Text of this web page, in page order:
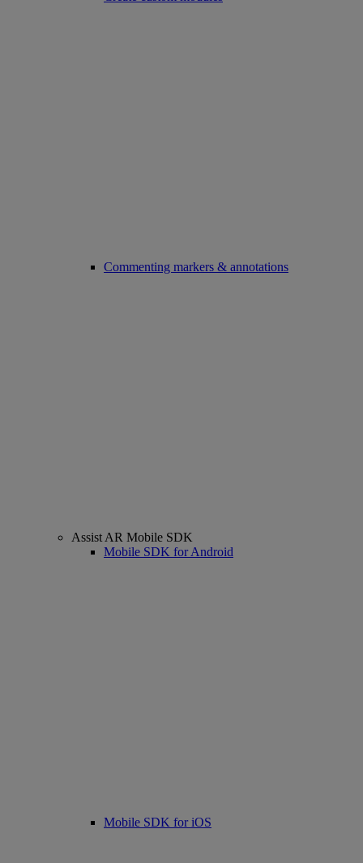
Commenting markers & annotations
Assist AR Mobile SDK
Mobile SDK for Android
Mobile SDK for iOS